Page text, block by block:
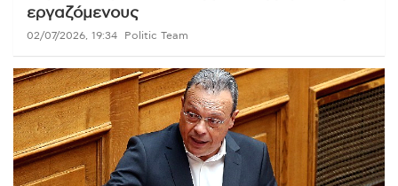
εργαζόμενους
02/07/2026, 19:34 Politic Team